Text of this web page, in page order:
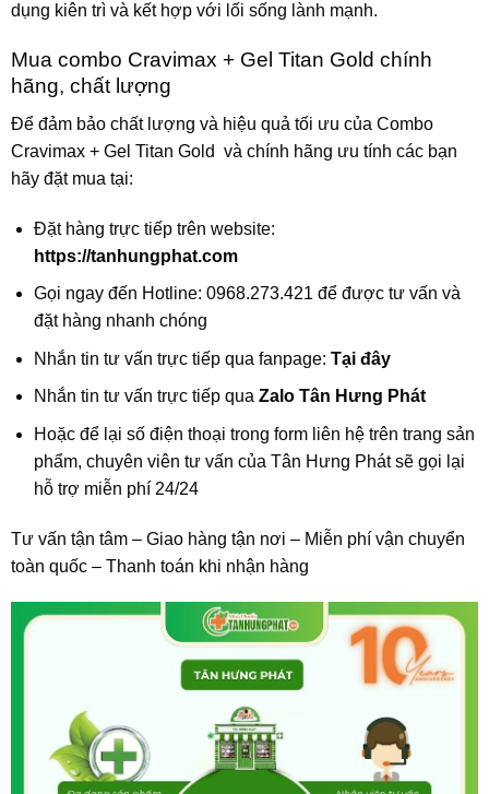
dụng kiên trì và kết hợp với lối sống lành mạnh.
Mua combo Cravimax + Gel Titan Gold chính
hãng, chất lượng
Để đảm bảo chất lượng và hiệu quả tối ưu của Combo
Cravimax + Gel Titan Gold và chính hãng ưu tính các bạn
hãy đặt mua tại:
Đặt hàng trực tiếp trên website:
https://tanhungphat.com
Gọi ngay đến Hotline: 0968.273.421 để được tư vấn và
đặt hàng nhanh chóng
Nhắn tin tư vấn trực tiếp qua fanpage: Tại đây
Nhắn tin tư vấn trực tiếp qua Zalo Tân Hưng Phát
Hoặc để lại số điện thoại trong form liên hệ trên trang sản
phẩm, chuyên viên tư vấn của Tân Hưng Phát sẽ gọi lại
hỗ trợ miễn phí 24/24
Tư vấn tận tâm – Giao hàng tận nơi – Miễn phí vận chuyển
toàn quốc – Thanh toán khi nhận hàng